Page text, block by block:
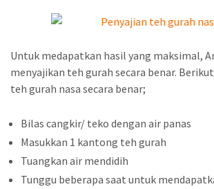
Untuk medapatkan hasil yang maksimal,
menyajikan teh gurah secara benar.
teh gurah nasa secara benar;
Bilas cangkir/ teko dengan air panas
Masukkan 1 kantong teh gurah
Tuangkan air mendidih
Tunggu beberapa saat untuk